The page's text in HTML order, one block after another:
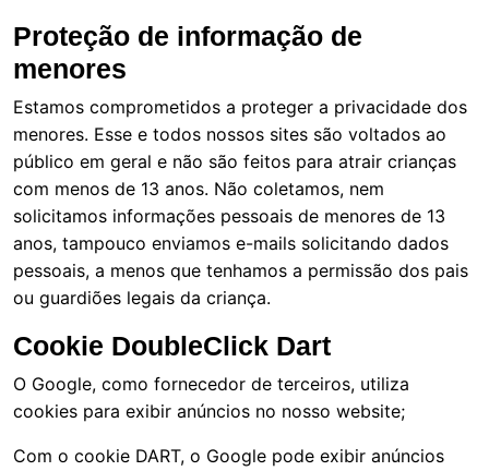
Proteção de informação de
menores
Estamos comprometidos a proteger a privacidade dos
menores. Esse e todos nossos sites são voltados ao
público em geral e não são feitos para atrair crianças
com menos de 13 anos. Não coletamos, nem
solicitamos informações pessoais de menores de 13
anos, tampouco enviamos e-mails solicitando dados
pessoais, a menos que tenhamos a permissão dos pais
ou guardiões legais da criança.
Cookie DoubleClick Dart
O Google, como fornecedor de terceiros, utiliza
cookies para exibir anúncios no nosso website;
Com o cookie DART, o Google pode exibir anúncios